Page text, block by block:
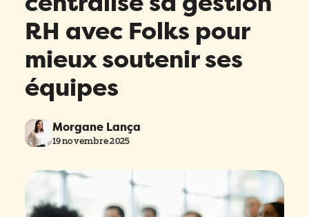
RH avec Folks pour
mieux soutenir ses
équipes
Morgane Lança
19 novembre 2025